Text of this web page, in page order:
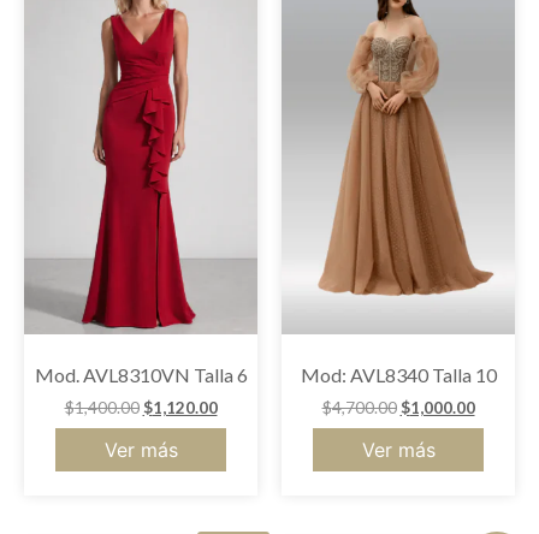
Mod. AVL8310VN Talla 6
$1,400.00 $1,120.00
Ver más
Mod: AVL8340 Talla 10
$4,700.00 $1,000.00
Ver más